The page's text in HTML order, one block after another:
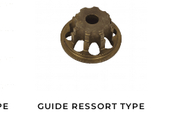
GUIDE RESSORT TYPE